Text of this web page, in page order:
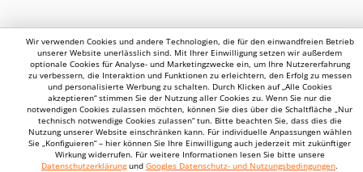
Wir verwenden Cookies und andere Technologien, die für den einwandfreien Betrieb
unserer Website unerlässlich sind. Mit Ihrer Einwilligung setzen wir außerdem
optionale Cookies für Analyse- und Marketingzwecke ein, um Ihre Nutzererfahrung
zu verbessern, die Interaktion und Funktionen zu erleichtern, den Erfolg zu messen
und personalisierte Werbung zu schalten. Durch Klicken auf „Alle Cookies
akzeptieren“ stimmen Sie der Nutzung aller Cookies zu. Wenn Sie nur die
notwendigen Cookies zulassen möchten, können Sie dies über die Schaltfläche „Nur
technisch notwendige Cookies zulassen“ tun. Bitte beachten Sie, dass dies die
Nutzung unserer Website einschränken kann. Für individuelle Anpassungen wählen
Sie „Konfiguieren“ – hier können Sie Ihre Einwilligung auch jederzeit mit zukünftiger
Wirkung widerrufen. Für weitere Informationen lesen Sie bitte unsere
Datenschutzerklärungund Googles Datenschutz- und Nutzungsbedingungen.